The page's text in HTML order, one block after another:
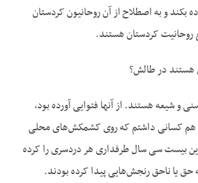
بکند و به اصطلاح از آن روحانیون کردستان
کردستان هستند.
در طالش؟
و شیعه هستند. از آنها فتوایی آورده بود،
کسانی داشتم که روی کشمکش‌‌های محلی
بیست سی سال طرفداری هر دردسری را کرده
حق یا ناحق رنجش‌هایی پیدا کرده بودند.